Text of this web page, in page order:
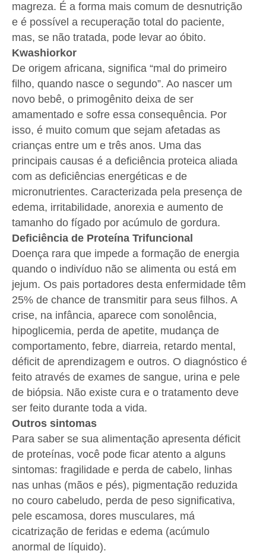
magreza. É a forma mais comum de desnutrição
e é possível a recuperação total do paciente,
mas, se não tratada, pode levar ao óbito.
Kwashiorkor
De origem africana, significa “mal do primeiro
filho, quando nasce o segundo”. Ao nascer um
novo bebê, o primogênito deixa de ser
amamentado e sofre essa consequência. Por
isso, é muito comum que sejam afetadas as
crianças entre um e três anos. Uma das
principais causas é a deficiência proteica aliada
com as deficiências energéticas e de
micronutrientes. Caracterizada pela presença de
edema, irritabilidade, anorexia e aumento de
tamanho do fígado por acúmulo de gordura.
Deficiência de Proteína Trifuncional
Doença rara que impede a formação de energia
quando o indivíduo não se alimenta ou está em
jejum. Os pais portadores desta enfermidade têm
25% de chance de transmitir para seus filhos. A
crise, na infância, aparece com sonolência,
hipoglicemia, perda de apetite, mudança de
comportamento, febre, diarreia, retardo mental,
déficit de aprendizagem e outros. O diagnóstico é
feito através de exames de sangue, urina e pele
de biópsia. Não existe cura e o tratamento deve
ser feito durante toda a vida.
Outros sintomas
Para saber se sua alimentação apresenta déficit
de proteínas, você pode ficar atento a alguns
sintomas: fragilidade e perda de cabelo, linhas
nas unhas (mãos e pés), pigmentação reduzida
no couro cabeludo, perda de peso significativa,
pele escamosa, dores musculares, má
cicatrização de feridas e edema (acúmulo
anormal de líquido).